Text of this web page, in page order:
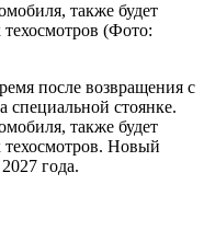
также будет
техосмотров (Фото:
после возвращения с
специальной стоянке.
также будет
техосмотров. Новый
года.